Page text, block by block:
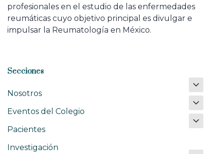
profesionales en el estudio de las enfermedades
reumáticas cuyo objetivo principal es divulgar e
impulsar la Reumatología en México.
Secciones
Nosotros
Eventos del Colegio
Pacientes
Investigación